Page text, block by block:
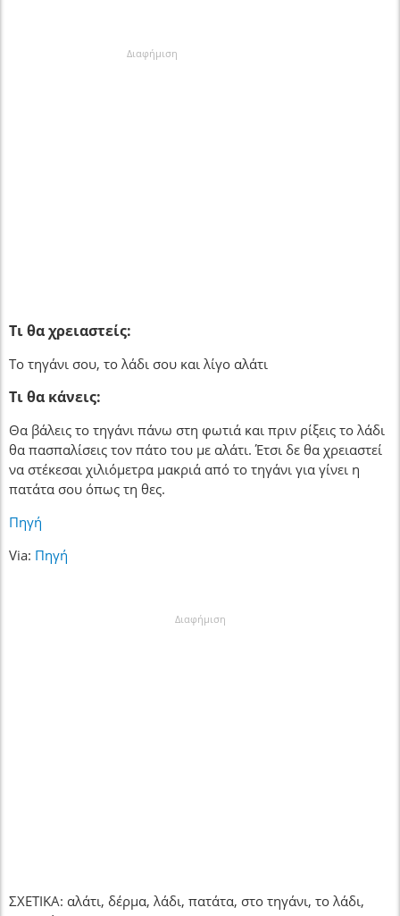
Διαφήμιση
Τι θα χρειαστείς:
Το τηγάνι σου, το λάδι σου και λίγο αλάτι
Τι θα κάνεις:
Θα βάλεις το τηγάνι πάνω στη φωτιά και πριν ρίξεις το λάδι
θα πασπαλίσεις τον πάτο του με αλάτι. Έτσι δε θα χρειαστεί
να στέκεσαι χιλιόμετρα μακριά από το τηγάνι για γίνει η
πατάτα σου όπως τη θες.
Πηγή
Via: Πηγή
Διαφήμιση
ΣΧΕΤΙΚΑ: αλάτι, δέρμα, λάδι, πατάτα, στο τηγάνι, το λάδι,